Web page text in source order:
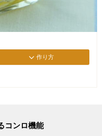
作り方
コンロ機能